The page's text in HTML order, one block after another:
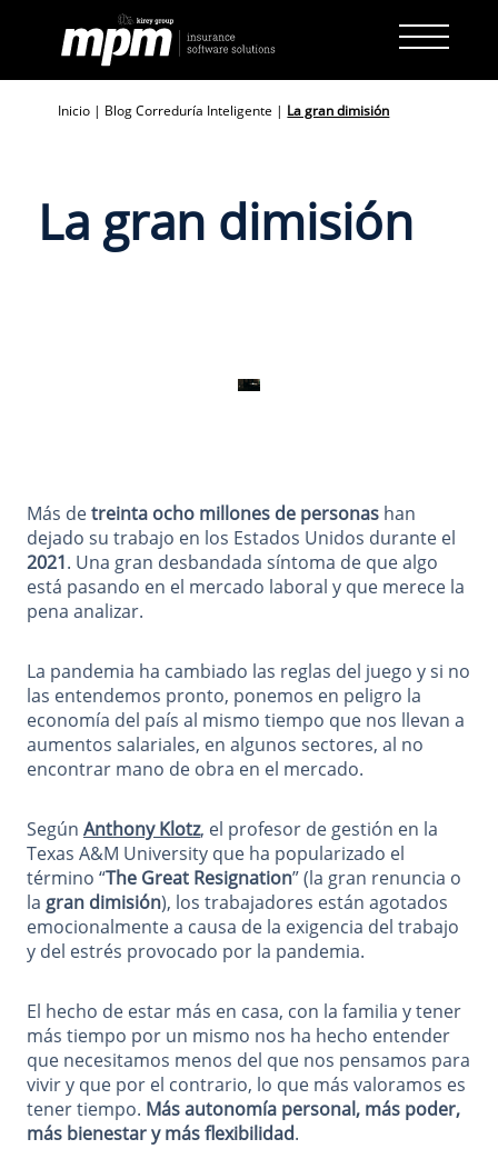
content
Inicio | Blog Correduría Inteligente | La gran dimisión
La gran dimisión
Más detreinta ocho millones de personas han
dejado su trabajo en los Estados Unidos durante el
2021. Una gran desbandada síntoma de que algo
está pasando en el mercado laboral y que merece la
pena analizar.
La pandemia ha cambiado las reglas del juego y si no
las entendemos pronto, ponemos en peligro la
economía del país al mismo tiempo que nos llevan a
aumentos salariales, en algunos sectores, al no
encontrar mano de obra en el mercado.
Según Anthony Klotz, el profesor de gestión en la
Texas A&M University que ha popularizado el
término “The Great Resignation” (la gran renuncia o
la gran dimisión), los trabajadores están agotados
emocionalmente a causa de la exigencia del trabajo
y del estrés provocado por la pandemia.
El hecho de estar más en casa, con la familia y tener
más tiempo por un mismo nos ha hecho entender
que necesitamos menos del que nos pensamos para
vivir y que por el contrario, lo que más valoramos es
tener tiempo. Más autonomía personal, más poder,
más bienestar y más flexibilidad.